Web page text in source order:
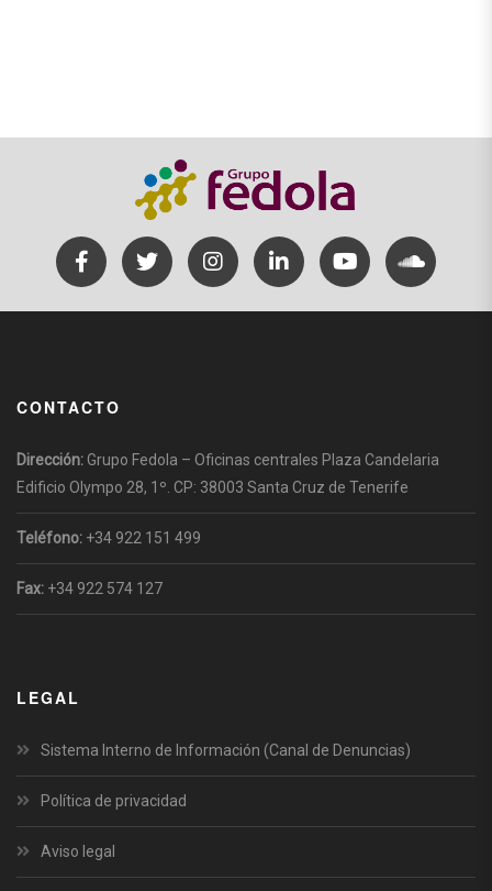
CONTACTO
Dirección: Grupo Fedola – Oficinas centrales Plaza Candelaria
Edificio Olympo 28, 1º. CP: 38003 Santa Cruz de Tenerife
Teléfono: +34 922 151 499
Fax: +34 922 574 127
LEGAL
Sistema Interno de Información (Canal de Denuncias)
Política de privacidad
Aviso legal